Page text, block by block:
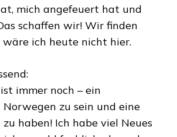
mich angefeuert hat und
schaffen wir! Wir finden
wäre ich heute nicht hier.
immer noch – ein
zu sein und eine
haben! Ich habe viel Neues